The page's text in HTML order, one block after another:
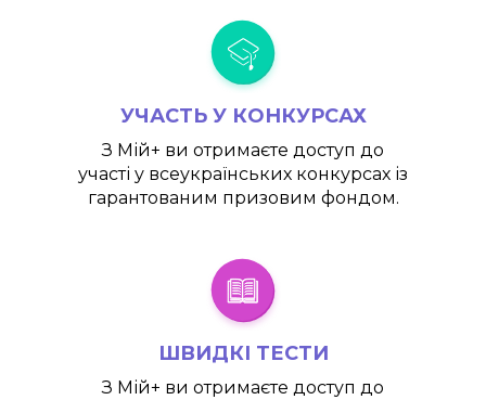
УЧАСТЬ У КОНКУРСАХ
З Мій+ ви отримаєте доступ до
участі у всеукраїнських конкурсах із
гарантованим призовим фондом.
ШВИДКІ ТЕСТИ
З Мій+ ви отримаєте доступ до